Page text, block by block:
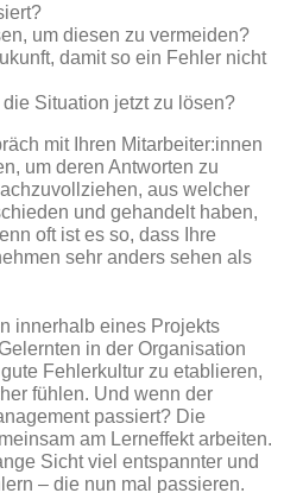
um diesen zu vermeiden?
damit so ein Fehler nicht
Situation jetzt zu lösen?
mit Ihren Mitarbeiter:innen
um deren Antworten zu
aus welcher
und gehandelt haben,
oft ist es so, dass Ihre
sehr anders sehen als
innerhalb eines Projekts
in der Organisation
Fehlerkultur zu etablieren,
fühlen. Und wenn der
passiert? Die
am Lerneffekt arbeiten.
Sicht viel entspannter und
– die nun mal passieren.